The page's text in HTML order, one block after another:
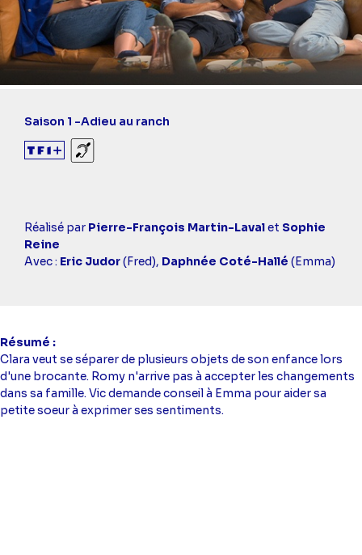
Saison 1 -Adieu au ranch
Sourds et malentendants
Casting
simba
Réalisé par Pierre-François Martin-Lavalet Sophie
Reine
Avec : Eric Judor(Fred), Daphnée Coté-Hallé (Emma)
Résumé
Clara veut se séparer de plusieurs objets de son enfance lors
d'une brocante. Romy n'arrive pas à accepter les changements
dans sa famille. Vic demande conseil à Emma pour aider sa
petite soeur à exprimer ses sentiments.